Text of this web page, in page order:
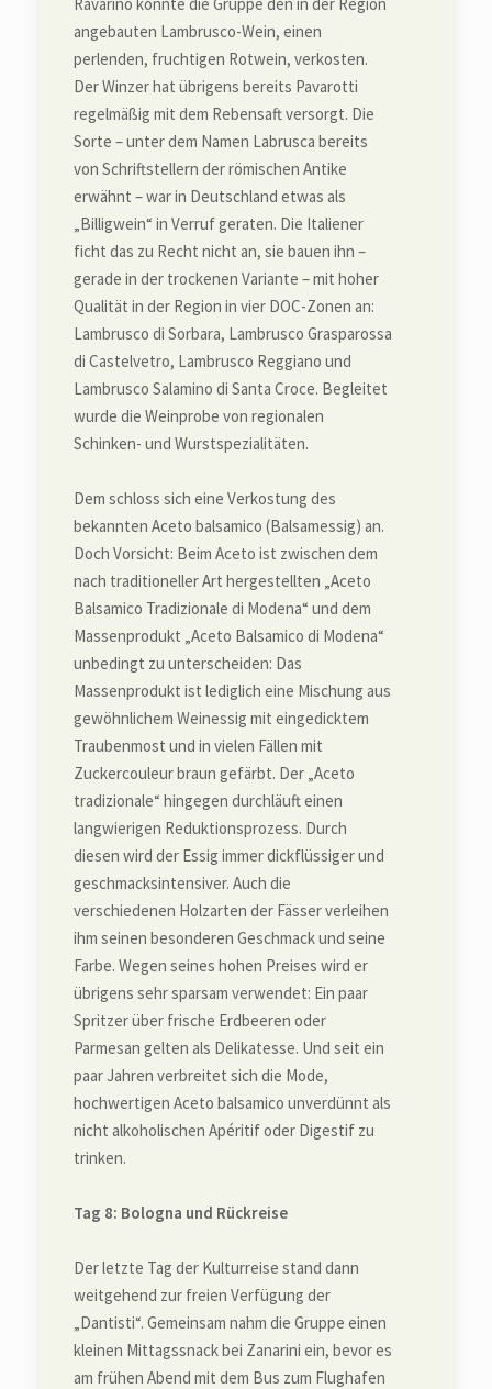
angebauten Lambrusco-Wein, einen
perlenden, fruchtigen Rotwein, verkosten.
Der Winzer hat übrigens bereits Pavarotti
regelmäßig mit dem Rebensaft versorgt. Die
Sorte – unter dem Namen Labrusca bereits
von Schriftstellern der römischen Antike
erwähnt – war in Deutschland etwas als
„Billigwein“ in Verruf geraten. Die Italiener
ficht das zu Recht nicht an, sie bauen ihn –
gerade in der trockenen Variante – mit hoher
Qualität in der Region in vier DOC-Zonen an:
Lambrusco di Sorbara, Lambrusco Grasparossa
di Castelvetro, Lambrusco Reggiano und
Lambrusco Salamino di Santa Croce. Begleitet
wurde die Weinprobe von regionalen
Schinken- und Wurstspezialitäten.
Dem schloss sich eine Verkostung des
bekannten Aceto balsamico (Balsamessig) an.
Doch Vorsicht: Beim Aceto ist zwischen dem
nach traditioneller Art hergestellten „Aceto
Balsamico Tradizionale di Modena“ und dem
Massenprodukt „Aceto Balsamico di Modena“
unbedingt zu unterscheiden: Das
Massenprodukt ist lediglich eine Mischung aus
gewöhnlichem Weinessig mit eingedicktem
Traubenmost und in vielen Fällen mit
Zuckercouleur braun gefärbt. Der „Aceto
tradizionale“ hingegen durchläuft einen
langwierigen Reduktionsprozess. Durch
diesen wird der Essig immer dickflüssiger und
geschmacksintensiver. Auch die
verschiedenen Holzarten der Fässer verleihen
ihm seinen besonderen Geschmack und seine
Farbe. Wegen seines hohen Preises wird er
übrigens sehr sparsam verwendet: Ein paar
Spritzer über frische Erdbeeren oder
Parmesan gelten als Delikatesse. Und seit ein
paar Jahren verbreitet sich die Mode,
hochwertigen Aceto balsamico unverdünnt als
nicht alkoholischen Apéritif oder Digestif zu
trinken.
Tag 8: Bologna und Rückreise
Der letzte Tag der Kulturreise stand dann
weitgehend zur freien Verfügung der
„Dantisti“. Gemeinsam nahm die Gruppe einen
kleinen Mittagssnack bei Zanarini ein, bevor es
am frühen Abend mit dem Bus zum Flughafen